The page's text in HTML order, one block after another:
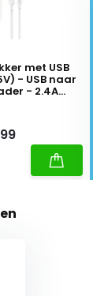
met USB
- USB naar
- 2.4A